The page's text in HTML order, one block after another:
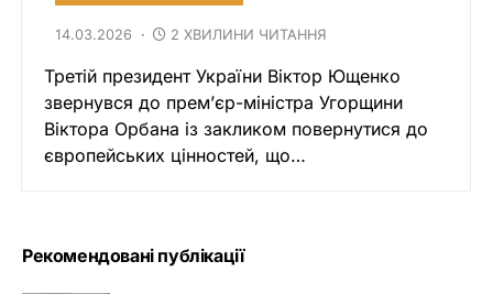
14.03.2026 2 ХВИЛИНИ ЧИТАННЯ
Третій президент України Віктор Ющенко
звернувся до прем’єр-міністра Угорщини
Віктора Орбана із закликом повернутися до
європейських цінностей, що…
Рекомендовані публікації